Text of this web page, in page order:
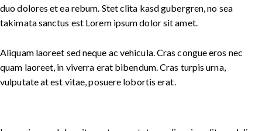
duo dolores et ea rebum. Stet clita kasd gubergren, no sea
takimata sanctus est Lorem ipsum dolor sit amet.
Aliquam laoreet sed neque ac vehicula. Cras congue eros nec
quam laoreet, in viverra erat bibendum. Cras turpis urna,
vulputate at est vitae, posuere lobortis erat.